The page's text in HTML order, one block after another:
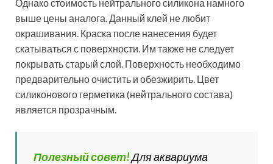
Однако стоимость нейтрального силикона намного
выше цены аналога. Данный клей не любит
окрашивания. Краска после нанесения будет
скатываться с поверхности. Им также не следует
покрывать старый слой. Поверхность необходимо
предварительно очистить и обезжирить. Цвет
силиконового герметика (нейтрального состава)
является прозрачным.
Полезный совет!Для аквариума